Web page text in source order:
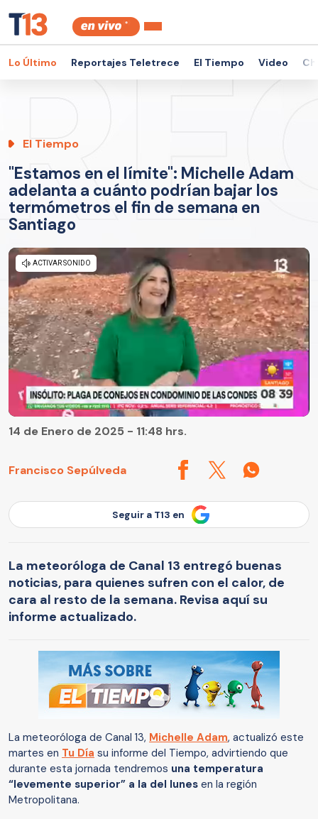
Lo Último Reportajes Teletrece El Tiempo Video
El Tiempo
"Estamos en el límite": Michelle Adam
adelanta a cuánto podrían bajar los
termómetros el fin de semana en
Santiago
Francisco Sepúlveda
14 de Enero de 2025 - 11:48 hrs.
Seguir a T13 en
La meteoróloga de Canal 13 entregó buenas
noticias, para quienes sufren con el calor, de
cara al resto de la semana. Revisa aquí su
informe actualizado.
La meteoróloga de Canal 13, Michelle Adam, actualizó este
martes en Tu Día su informe del Tiempo, advirtiendo que
durante esta jornada tendremos una temperatura
“levemente superior” a la del lunes en la región
Metropolitana.